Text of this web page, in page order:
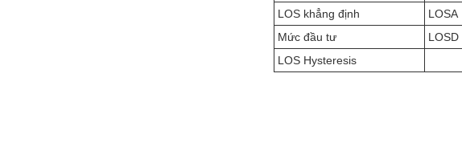
LOS khẳng định
LOSA
Mức đầu tư
LOSD
LOS Hysteresis